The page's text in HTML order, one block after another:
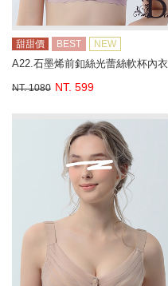
甜甜價 BEST NEW
A22.石墨烯前釦絲光蕾絲軟杯內衣
NT. 1080 NT. 599